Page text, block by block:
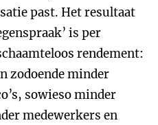
past. Het resultaat
is per
rendement:
zodoende minder
sowieso minder
medewerkers en